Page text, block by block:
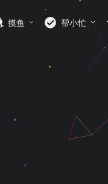
摸鱼 帮小忙